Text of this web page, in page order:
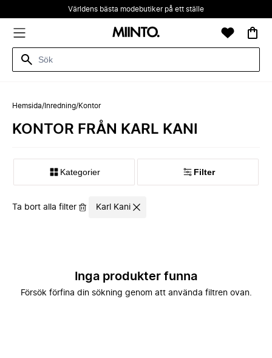
Världens bästa modebutiker på ett ställe
Hemsida/ Inredning/Kontor
KONTOR FRÅN KARL KANI
Kategorier Filter
Ta bort alla filter Karl Kani
Inga produkter funna
Försök förfina din sökning genom att använda filtren ovan.